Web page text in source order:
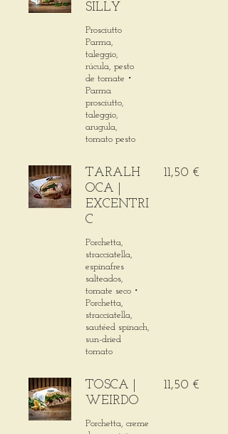
SILLY
Prosciutto
Parma,
taleggio,
rúcula, pesto
de tomate・
Parma
prosciutto,
taleggio,
arugula,
tomato pesto
TARALH
OCA |
EXCENTRI
C
Porchetta,
stracciatella,
espinafres
salteados,
tomate seco・
Porchetta,
stracciatella,
sautéed spinach,
sun-dried
tomato
11,50 €
TOSCA |
WEIRDO
Porchetta, creme
11,50 €